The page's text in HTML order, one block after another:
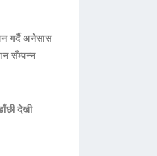
गर्दै अनेसास
सँम्पन्न
देखी